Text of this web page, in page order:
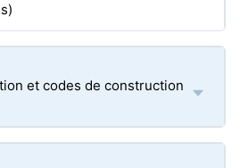
et codes de construction